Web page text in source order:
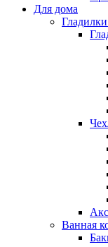
Для дома
Ванная